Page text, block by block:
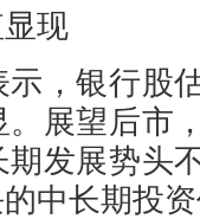
现
银行股
展望后市
发展势头
中长期投